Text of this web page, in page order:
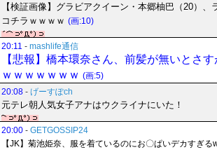
【検証画像】グラビアクイーン・本郷柚巴（20）
コチラｗｗｗｗ (画:10)
20:11 - mashlife通信
【悲報】橋本環奈さん、前髪が無いとさ
ｗｗｗｗｗｗｗ (画:5)
20:08 - げーすぽch
元テレ朝人気女子アナはウクライナにいた！
20:00 - GETGOSSIP24
【JK】菊池姫奈、服を着ているのにお〇ぱいデカすぎる